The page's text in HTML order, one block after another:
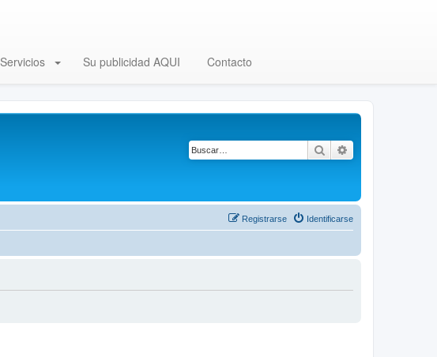
Servicios Su publicidad AQUI Contacto
Buscar
Identificarse
Registrarse